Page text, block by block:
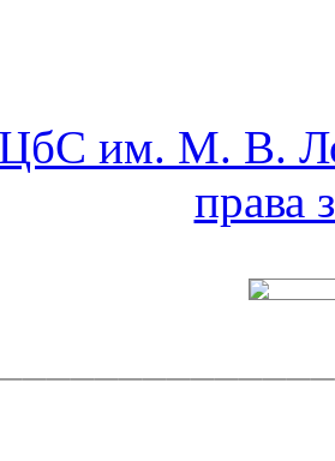
им. М. В.
права